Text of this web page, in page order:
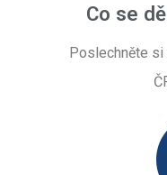
Co se
Poslechněte si